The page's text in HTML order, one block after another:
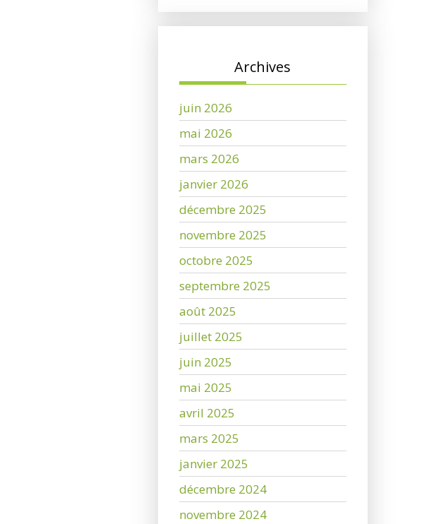
Archives
juin 2026
mai 2026
mars 2026
janvier 2026
décembre 2025
novembre 2025
octobre 2025
septembre 2025
août 2025
juillet 2025
juin 2025
mai 2025
avril 2025
mars 2025
janvier 2025
décembre 2024
novembre 2024